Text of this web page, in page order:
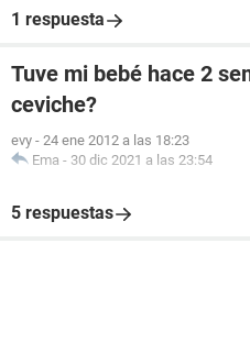
1 respuesta
Tuve mi bebé hace 2
ceviche?
evy - 24 ene 2012 a las 18:23
Ema - 30 dic 2021 a las 23:54
5 respuestas